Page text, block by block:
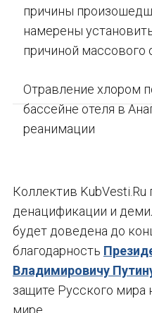
причины
намерены
причиной массового
Отравление хлором
бассейне отеля в
реанимации
Коллектив
денацификации и
будет доведена до
благодарность
Владимировичу
защите Русского мира